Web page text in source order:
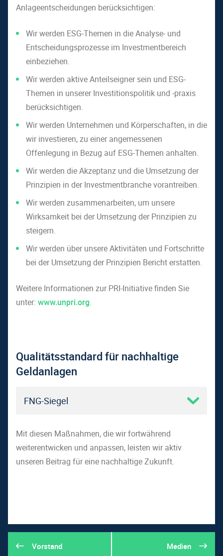
Anlageentscheidungen berücksichtigen:
Wir werden ESG-Themen in die Analyse- und
Entscheidungsprozesse im Investmentbereich
einbeziehen.
Wir werden aktive Anteilseigner sein und ESG-
Themen in unserer Investitionspolitik und -praxis
berücksichtigen.
Wir werden Unternehmen und Körperschaften, in die
wir investieren, zu einer angemessenen
Offenlegung in Bezug auf ESG-Themen anhalten.
Wir werden die Akzeptanz und die Umsetzung der
Prinzipien in der Investmentbranche vorantreiben.
Wir werden zusammenarbeiten, um unsere
Wirksamkeit bei der Umsetzung der Prinzipien zu
steigern.
Wir werden über unsere Aktivitäten und Fortschritte
bei der Umsetzung der Prinzipien Bericht erstatten.
Weitere Informationen zur PRI-Initiative finden Sie
unter: www.unpri.org.
Qualitätsstandard für nachhaltige
Geldanlagen
FNG-Siegel
Für unseren Publikumsfonds WAVE
Total Return ESG haben wir die Vorgaben erweitert und
restriktivere Nachhaltigkeitsmaßstäbe für mögliche
ausgezeichnet worden und trägt einen Stern für eine
besonders anspruchsvolle und umfassende
Mit diesen Maßnahmen, die wir fortwährend
weiterentwicken und anpassen, leisten wir aktiv
unseren Beitrag für eine nachhaltige Zukunft.
Vorstand Medien